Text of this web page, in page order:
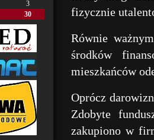
3
30
fizycznie
Równie
środków
mieszkańców
Oprócz
Zdobyte
zakupiono w